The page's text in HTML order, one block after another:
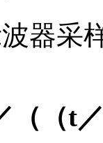
器采
（（t